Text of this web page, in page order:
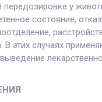
передозировке у
состояние,
В этих случаях